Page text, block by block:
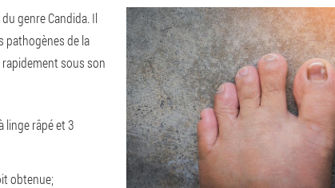
genre Candida. Il
pathogènes de la
sous son
linge râpé et 3
obtenue;